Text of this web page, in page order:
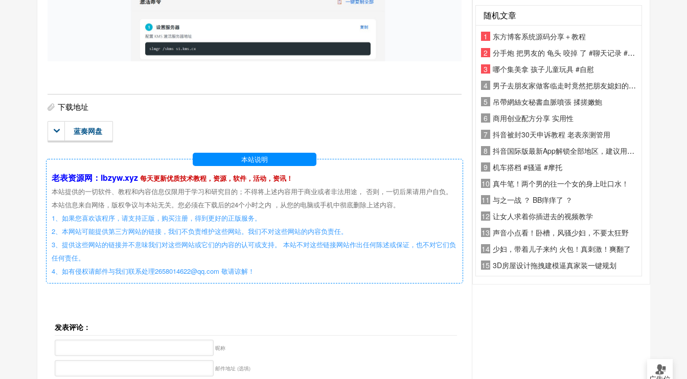
下载地址
蓝奏网盘
本站说明
老表资源网：lbzyw.xyz 每天更新优质技术教程，资源，软件，活动，资讯！
本站提供的一切软件、教程和内容信息仅限用于学习和研究目的；不得将上述内容用于商业或者非法用途， 否则，一切后果请用户自负。
本站信息来自网络，版权争议与本站无关。您必须在下载后的24个小时之内 ，从您的电脑或手机中彻底删除上述内容。
1、如果您喜欢该程序，请支持正版，购买注册，得到更好的正版服务。
2、本网站可能提供第三方网站的链接，我们不负责维护这些网站。我们不对这些网站的内容负责任。
3、提供这些网站的链接并不意味我们对这些网站或它们的内容的认可或支持。 本站不对这些链接网站作出任何陈述或保证，也不对它们负
任何责任。
4、如有侵权请邮件与我们联系处理2658014622@qq.com 敬请谅解！
发表评论：
昵称
邮件地址 (选填)
随机文章
1
东方博客系统源码分享＋教程
2 分手炮 把男友的 龟头 咬掉 了 #聊天记录 #阉割 #虐鸡 分手炮
3 哪个集美拿 孩子儿童玩具 #自慰
4 男子去朋友家做客临走时竟然把朋友媳妇的#丝袜 偷走了 （偷走了干嘛 ？）#恋物 #原味
5 吊帶網絲女秘書血脈噴張 揉搓嫩鮑
6 商用创业配方分享 实用性
7 抖音被封30天申诉教程 老表亲测管用
8 抖音国际版最新App解锁全部地区，建议用邮箱注册登录.
9 机车搭档 #骚逼 #摩托
10 真牛笔！两个男的往一个女的身上吐口水！
11 与之一战 ？ BB痒痒了 ？
12 让女人求着你插进去的视频教学
13 声音小点看！卧槽，风骚少妇，不要太狂野
14 少妇，带着儿子来约 火包！真刺激！爽翻了
15 3D房屋设计拖拽建模逼真家装一键规划